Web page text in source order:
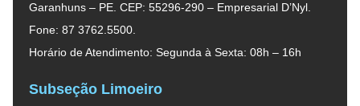
Garanhuns – PE. CEP: 55296-290 – Empresarial D’Nyl.
Fone: 87 3762.5500.
Horário de Atendimento: Segunda à Sexta: 08h – 16h
Subseção Limoeiro